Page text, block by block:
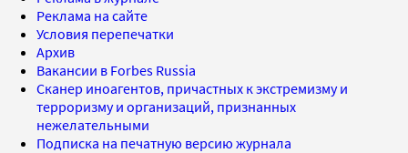
Реклама на сайте
Условия перепечатки
Архив
Вакансии в Forbes Russia
Сканер иноагентов, причастных к экстремизму и
терроризму и организаций, признанных
нежелательными
Подписка на печатную версию журнала